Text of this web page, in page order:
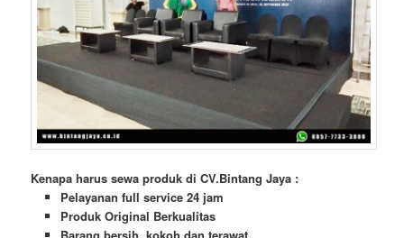
Kenapa harus sewa produk di CV.Bintang Jaya :
Pelayanan full service 24 jam
Produk Original Berkualitas